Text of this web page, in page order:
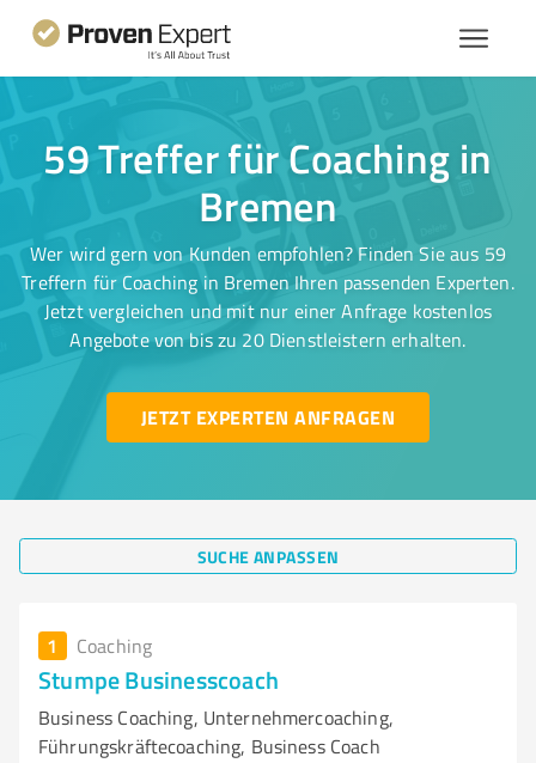
59 Treffer für Coaching in
Bremen
Wer wird gern von Kunden empfohlen? Finden Sie aus 59
Treffern für Coaching in Bremen Ihren passenden Experten.
Jetzt vergleichen und mit nur einer Anfrage kostenlos
Angebote von bis zu 20 Dienstleistern erhalten.
JETZT EXPERTEN ANFRAGEN
SUCHE ANPASSEN
1 Coaching
Stumpe Businesscoach
Business Coaching, Unternehmercoaching,
Führungskräftecoaching, Business Coach